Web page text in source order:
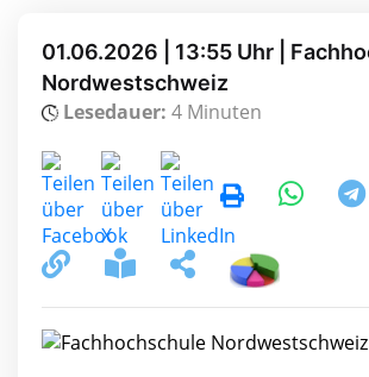
01.06.2026 | 13:55 Uhr |
Nordwestschweiz
Lesedauer: 4 Minuten